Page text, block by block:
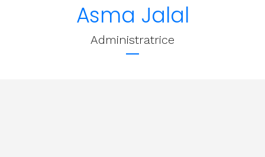
Asma Jalal
Administratrice